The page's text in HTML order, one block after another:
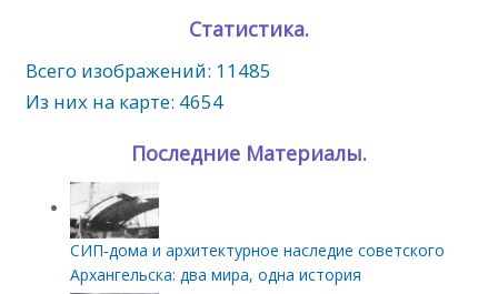
Статистика.
Всего изображений: 11485
Из них на карте: 4654
Последние Материалы.
СИП‑дома и архитектурное наследие советского
Архангельска: два мира, одна история